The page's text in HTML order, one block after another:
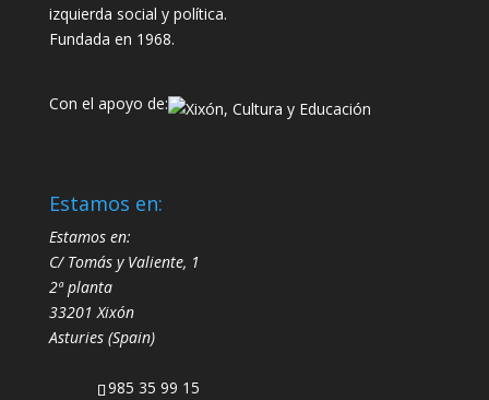
izquierda social y política.
Fundada en 1968.
Con el apoyo de:
Estamos en:
Estamos en:
C/ Tomás y Valiente, 1
2ª planta
33201 Xixón
Asturies (Spain)
985 35 99 15